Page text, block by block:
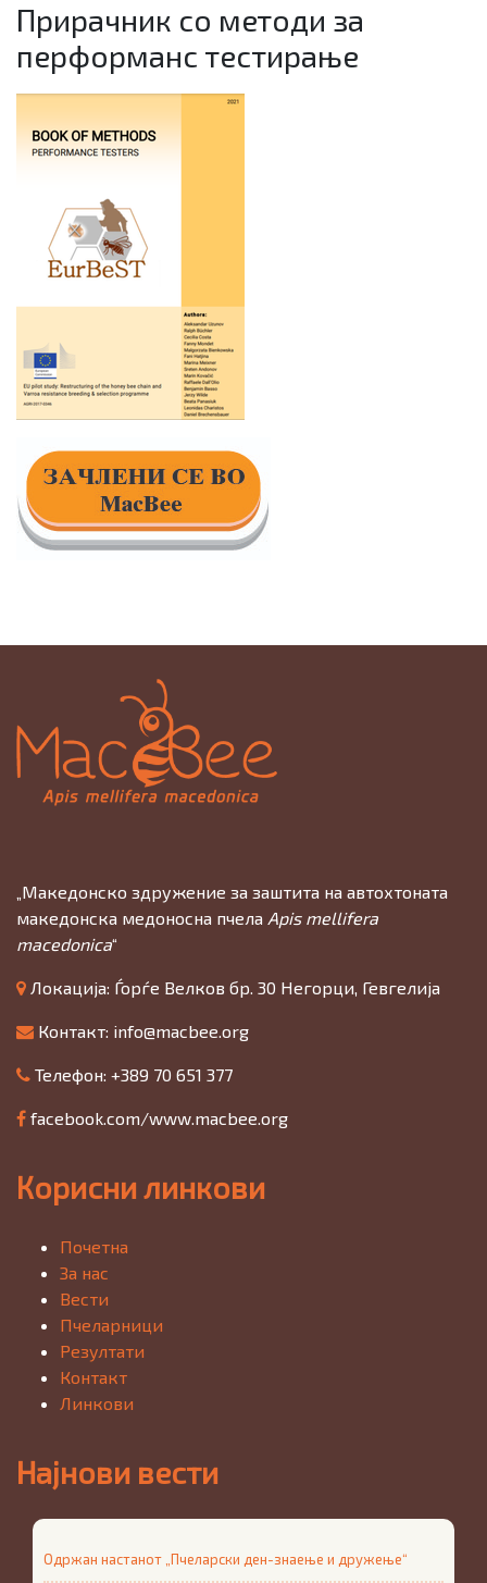
Прирачник со методи за
перформанс тестирање
„Македонско здружение за заштита на автохтоната
македонска медоносна пчела Apis mellifera
macedonica“
Локација: Ѓорѓе Велков бр. 30 Негорци, Гевгелија
Контакт: info@macbee.org
Телефон: +389 70 651 377
facebook.com/www.macbee.org
Корисни линкови
Почетна
За нас
Вести
Пчеларници
Резултати
Контакт
Линкови
Најнови вести
Одржан настанот „Пчеларски ден-знаење и дружење“